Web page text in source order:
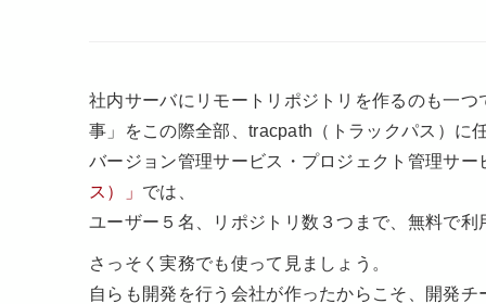
社内サーバにリモートリポジトリを作るのも一
事」をこの際全部、tracpath（トラックパス）に
バージョン管理サービス・プロジェクト管理サー
ス）」 では、
ユーザー５名、リポジトリ数３つまで、無料で利
さっそく実務でも使って見ましょう。
自らも開発を行う会社が作ったからこそ、開発